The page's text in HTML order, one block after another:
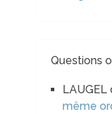
Questions
LAUGEL
même